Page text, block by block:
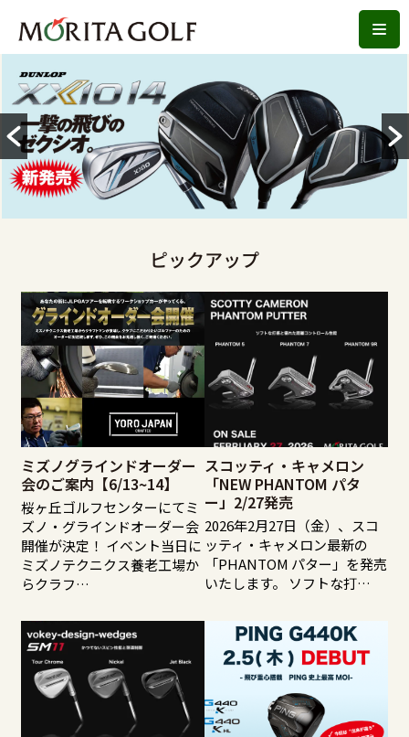
コ
ン
テ
ン
ツ
へ
ス
キ
ピックアップ
ミズノグラインドオーダー
会のご案内【6/13~14】
桜ヶ丘ゴルフセンターにてミ
ズノ・グラインドオーダー会
開催が決定！ イベント当日に
ミズノテクニクス養老工場か
らクラフ…
スコッティ・キャメロン
「NEW PHANTOM パタ
ー」2/27発売
2026年2月27日（金）、スコ
ッティ・キャメロン最新の
「PHANTOM パター」を発売
いたします。 ソフトな打…